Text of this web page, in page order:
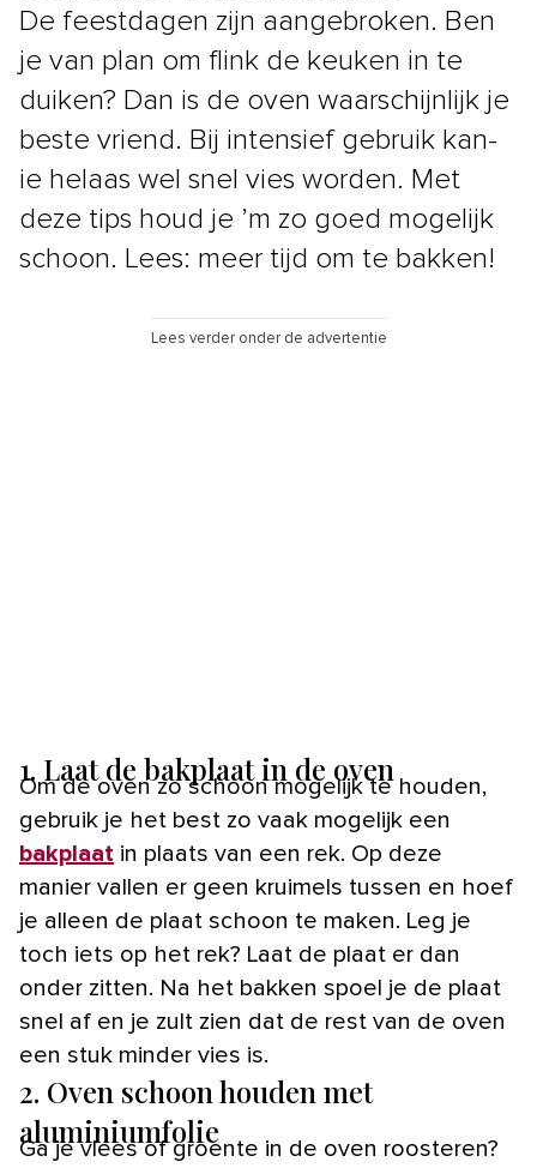
De feestdagen zijn aangebroken. Ben
je van plan om flink de keuken in te
duiken? Dan is de oven waarschijnlijk je
beste vriend. Bij intensief gebruik kan-
ie helaas wel snel vies worden. Met
deze tips houd je ’m zo goed mogelijk
schoon. Lees: meer tijd om te bakken!
Lees verder onder de advertentie
1. Laat de bakplaat in de oven
Om de oven zo schoon mogelijk te houden,
gebruik je het best zo vaak mogelijk een
bakplaat in plaats van een rek. Op deze
manier vallen er geen kruimels tussen en hoef
je alleen de plaat schoon te maken. Leg je
toch iets op het rek? Laat de plaat er dan
onder zitten. Na het bakken spoel je de plaat
snel af en je zult zien dat de rest van de oven
een stuk minder vies is.
2. Oven schoon houden met
aluminiumfolie
Ga je vlees of groente in de oven roosteren?